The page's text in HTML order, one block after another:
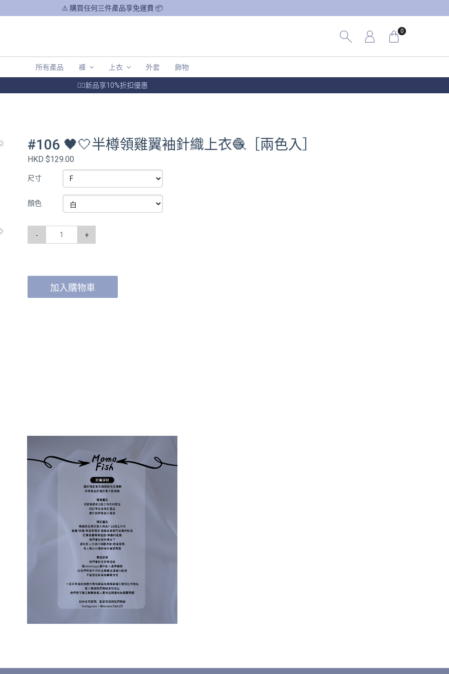
⚠️ 購買任何三件產品享免運費 📦
0
所有產品 褲 上衣 外套 飾物
❤️‍🔥新品享10%折扣優惠
#106 🖤🤍半樽領雞翼袖針織上衣🧶［兩色入］
HKD $129.00
尺寸
顏色
- +
加入購物車